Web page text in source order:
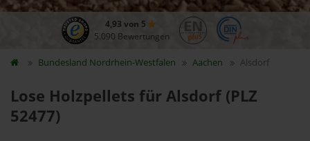
4,93 von 5
5.090 Bewertungen
Bundesland Nordrhein-Westfalen Aachen Alsdorf
Lose Holzpellets für Alsdorf (PLZ
52477)